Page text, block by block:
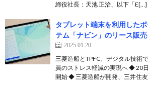
締役社長：天池 正治、以下「E[…]
タブレット端末を利用した
テム「ナビン」のリース販
2025.01.20
三菱造船とTPFC、デジタル技術
員のストレス軽減の実現へ ◆ 20
開始 ◆ 三菱造船が開発、三井住